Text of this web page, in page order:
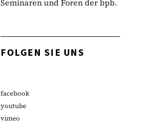
Seminaren und Foren der bpb.
FOLGEN SIE UNS
facebook
youtube
vimeo